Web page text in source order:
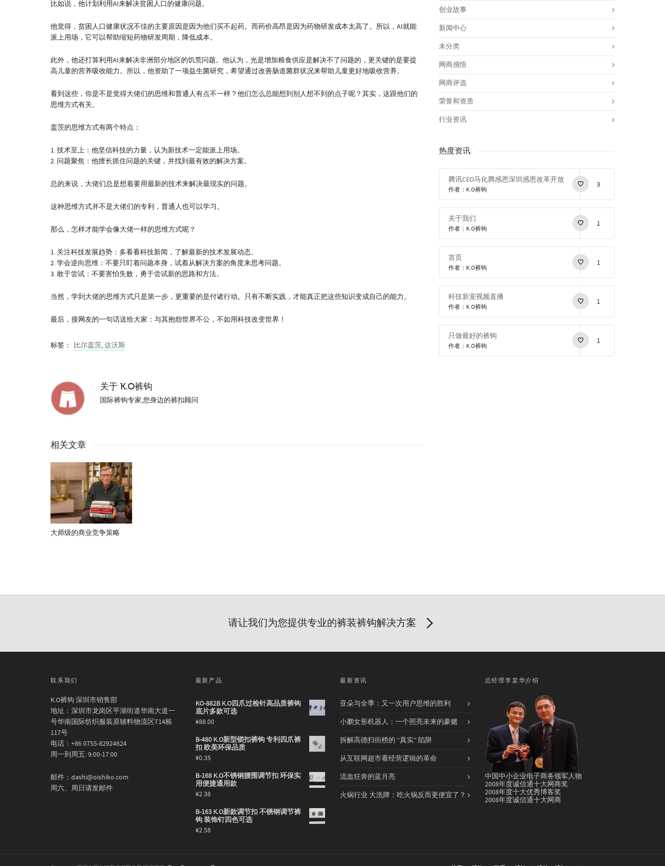
比如说，他计划利用AI来解决贫困人口的健康问题。
他觉得，贫困人口健康状况不佳的主要原因是因为他们买不起药。而药价高昂是因为药物研发成本太高了。所以，AI就能
派上用场，它可以帮助缩短药物研发周期，降低成本。
此外，他还打算利用AI来解决非洲部分地区的饥荒问题。他认为，光是增加粮食供应是解决不了问题的，更关键的是要提
高儿童的营养吸收能力。所以，他资助了一项益生菌研究，希望通过改善肠道菌群状况来帮助儿童更好地吸收营养。
看到这些，你是不是觉得大佬们的思维和普通人有点不一样？他们怎么总能想到别人想不到的点子呢？其实，这跟他们的
思维方式有关。
盖茨的思维方式有两个特点：
1. 技术至上：他坚信科技的力量，认为新技术一定能派上用场。
2. 问题聚焦：他擅长抓住问题的关键，并找到最有效的解决方案。
总的来说，大佬们总是想着要用最新的技术来解决最现实的问题。
这种思维方式并不是大佬们的专利，普通人也可以学习。
那么，怎样才能学会像大佬一样的思维方式呢？
1. 关注科技发展趋势：多看看科技新闻，了解最新的技术发展动态。
2. 学会逆向思维：不要只盯着问题本身，试着从解决方案的角度来思考问题。
3. 敢于尝试：不要害怕失败，勇于尝试新的思路和方法。
当然，学到大佬的思维方式只是第一步，更重要的是付诸行动。只有不断实践，才能真正把这些知识变成自己的能力。
最后，接网友的一句话送给大家：与其抱怨世界不公，不如用科技改变世界！
标签： 比尔盖茨,达沃斯
关于 K.O裤钩
国际裤钩专家,您身边的裤扣顾问
相关文章
大师级的商业竞争策略
创业故事
新闻中心
未分类
网商感悟
网商评选
荣誉和资质
行业资讯
热度资讯
腾讯CEO马化腾感恩深圳感恩改革开放
作者：K.O裤钩
3
关于我们
作者：K.O裤钩
1
首页
作者：K.O裤钩
1
科技新宠视频直播
作者：K.O裤钩
1
只做最好的裤钩
作者：K.O裤钩
1
请让我们为您提供专业的裤装裤钩解决方案
联系我们
K.O裤钩 深圳市销售部
地址：深圳市龙岗区平湖街道华南大道一
号华南国际纺织服装原辅料物流区T14栋
117号
电话：+86 0755-82924624
周一到周五: 9:00-17:00
邮件：dashi@oishiko.com
周六、周日请发邮件
最新产品
KO-882B K.O四爪过检针高品质裤钩
底片多款可选
¥88.00
B-480 K.O新型锁扣裤钩 专利四爪裤
扣 欧美环保品质
¥0.35
B-168 K.O不锈钢腰围调节扣 环保实
用便捷通用款
¥2.38
B-163 K.O新款调节扣 不锈钢调节裤
钩 装饰钉四色可选
¥2.58
最新资讯
亚朵与全季：又一次用户思维的胜利
小鹏女形机器人：一个照亮未来的豪赌
拆解高德扫街榜的 “真实” 陷阱
从互联网超市看经营逻辑的革命
流血狂奔的蓝月亮
火锅行业 大洗牌：吃火锅反而更便宜了？
总经理李棠华介绍
中国中小企业电子商务领军人物
2008年度诚信通十大网商奖
2008年度十大优秀博客奖
2008年度诚信通十大网商